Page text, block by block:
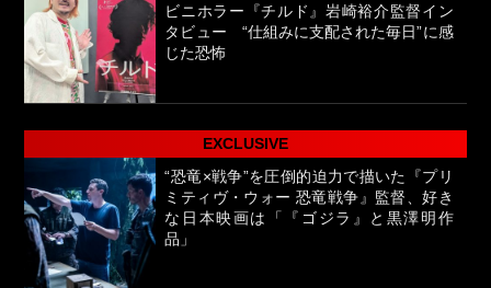
ビニホラー『チルド』岩崎裕介監督イン
タビュー “仕組みに支配された毎日”に感
じた恐怖
EXCLUSIVE
“恐竜×戦争”を圧倒的迫力で描いた『プリ
ミティヴ・ウォー 恐竜戦争』監督、好き
な日本映画は「『ゴジラ』と黒澤明作
品」